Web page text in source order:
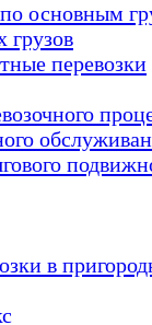
основным
грузов
перевозки
в